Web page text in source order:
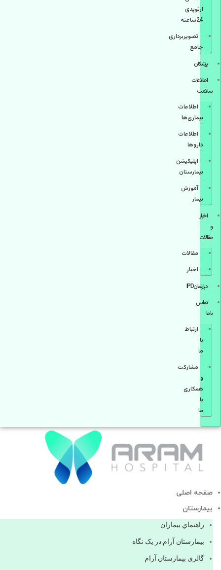
ارتوپدی
24ساعته
تصویربرداری
جامع
پزشكان
اطلاعات
سلامت
اطلاعات
بیماری‌ها
اطلاعات
دارو‌ها
اپليكيشن
بيمارستان
آموزش
بیمار
اخبار
و
مقالات
مقالات
اخبار
دپارتمانIPD
تماس
با ما
ارتباط
با
ما
مشاركت
و
همكاری
با
ما
صفحه اصلی
بيمارستان
راهنماي بیماران
بیمارستان آرام در یک نگاه
گالری بیمارستان آرام